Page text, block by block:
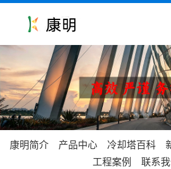
康明简介 产品中心 冷却塔百科
工程案例
联系